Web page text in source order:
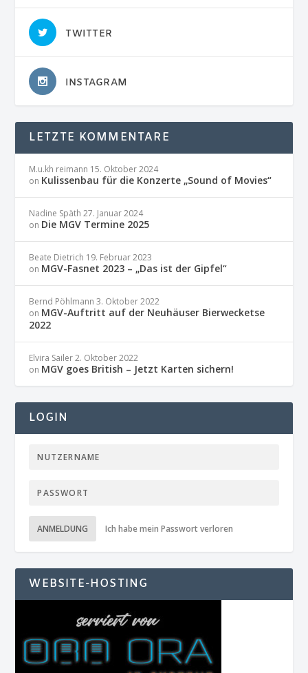
TWITTER
INSTAGRAM
LETZTE KOMMENTARE
M.u.kh reimann 15. Oktober 2024
on Kulissenbau für die Konzerte „Sound of Movies“
Nadine Späth 27. Januar 2024
on Die MGV Termine 2025
Beate Dietrich 19. Februar 2023
on MGV-Fasnet 2023 – „Das ist der Gipfel“
Bernd Pöhlmann 3. Oktober 2022
on MGV-Auftritt auf der Neuhäuser Bierwecketse
2022
Elvira Sailer 2. Oktober 2022
on MGV goes British – Jetzt Karten sichern!
LOGIN
ANMELDUNG Ich habe mein Passwort verloren
WEBSITE-HOSTING